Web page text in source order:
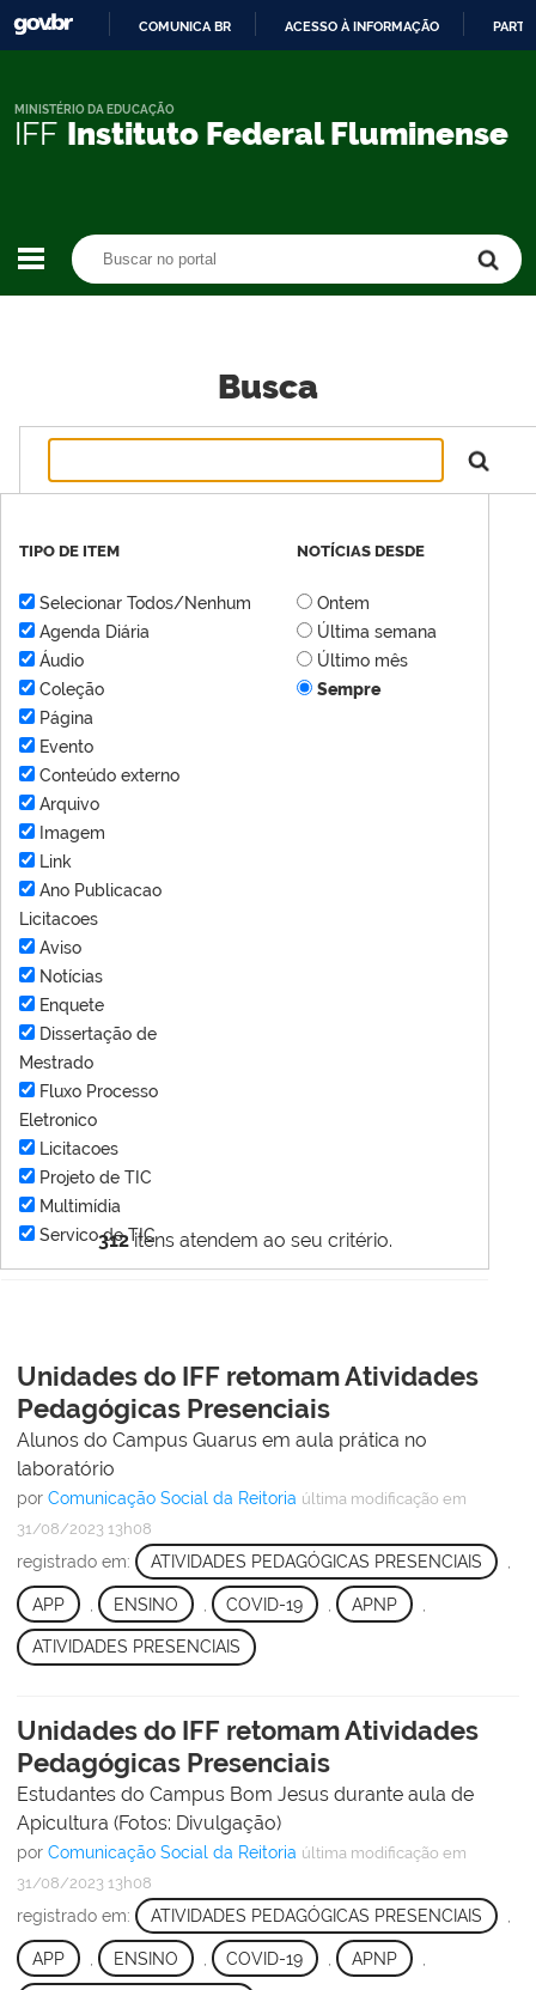
CONTEÚDO
COMUNICA BR ACESSO À INFORMAÇÃO
IFF Instituto Federal Fluminense
MINISTÉRIO DA EDUCAÇÃO
Busca
312itens atendem ao seu critério.
TIPO DE ITEM
Selecionar Todos/Nenhum
Agenda Diária
Áudio
Coleção
Página
Evento
Conteúdo externo
Arquivo
Imagem
Link
Ano Publicacao
Licitacoes
Aviso
Notícias
Enquete
Dissertação de
Mestrado
Fluxo Processo
Eletronico
Licitacoes
Projeto de TIC
Multimídia
Servico de TIC
NOTÍCIAS DESDE
Ontem
Última semana
Último mês
Sempre
Unidades do IFF retomam Atividades
Pedagógicas Presenciais
Alunos do Campus Guarus em aula prática no
laboratório
por Comunicação Social da Reitoria última modificação em
31/08/2023 13h08
registrado em: ATIVIDADES PEDAGÓGICAS PRESENCIAIS
APP ENSINO COVID-19 , APNP
ATIVIDADES PRESENCIAIS
Unidades do IFF retomam Atividades
Pedagógicas Presenciais
Estudantes do Campus Bom Jesus durante aula de
Apicultura (Fotos: Divulgação)
por Comunicação Social da Reitoria última modificação em
31/08/2023 13h08
registrado em: ATIVIDADES PEDAGÓGICAS PRESENCIAIS
APP ENSINO COVID-19 , APNP